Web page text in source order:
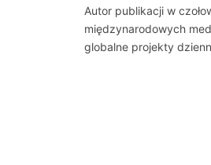
Autor publikacji w
międzynarodowych
globalne projekty